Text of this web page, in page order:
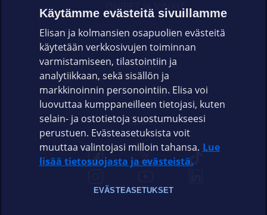
OHJEET JA VINKIT
OMAYHTEISÖ
VIANSELVITYS
ASIAKASPALVELU
ELISA.FI
Käytämme evästeitä sivuillamme
Elisan ja kolmansien osapuolien evästeitä
käytetään verkkosivujen toiminnan
varmistamiseen, tilastointiin ja
analytiikkaan, sekä sisällön ja
markkinoinnin personointiin. Elisa voi
luovuttaa kumppaneilleen tietojasi, kuten
selain- ja ostotietoja suostumukseesi
perustuen. Evästeasetuksista voit
muuttaa valintojasi milloin tahansa. Lue
lisää tietosuojasta ja evästeistä.
EVÄSTEASETUKSET